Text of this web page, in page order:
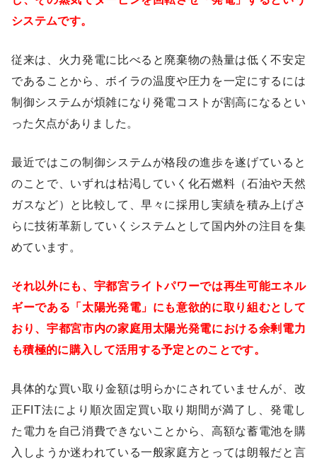
システムです。
従来は、火力発電に比べると廃棄物の熱量は低く不安定
であることから、ボイラの温度や圧力を一定にするには
制御システムが煩雑になり発電コストが割高になるとい
った欠点がありました。
最近ではこの制御システムが格段の進歩を遂げていると
のことで、いずれは枯渇していく化石燃料（石油や天然
ガスなど）と比較して、早々に採用し実績を積み上げさ
らに技術革新していくシステムとして国内外の注目を集
めています。
それ以外にも、宇都宮ライトパワーでは再生可能エネル
ギーである「太陽光発電」にも意欲的に取り組むとして
おり、宇都宮市内の家庭用太陽光発電における余剰電力
も積極的に購入して活用する予定とのことです。
具体的な買い取り金額は明らかにされていませんが、改
正FIT法により順次固定買い取り期間が満了し、発電し
た電力を自己消費できないことから、高額な蓄電池を購
入しようか迷われている一般家庭方とっては朗報だと言